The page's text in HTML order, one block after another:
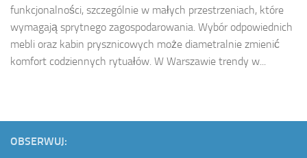
funkcjonalności, szczególnie w małych przestrzeniach, które
wymagają sprytnego zagospodarowania. Wybór odpowiednich
mebli oraz kabin prysznicowych może diametralnie zmienić
komfort codziennych rytuałów. W Warszawie trendy w...
OBSERWUJ: